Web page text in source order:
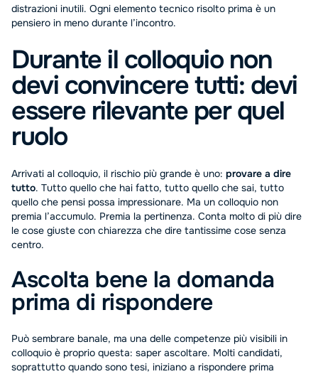
distrazioni inutili. Ogni elemento tecnico risolto prima è un
pensiero in meno durante l’incontro.
Durante il colloquio non
devi convincere tutti: devi
essere rilevante per quel
ruolo
Arrivati al colloquio, il rischio più grande è uno: provare a dire
tutto. Tutto quello che hai fatto, tutto quello che sai, tutto
quello che pensi possa impressionare. Ma un colloquio non
premia l’accumulo. Premia la pertinenza. Conta molto di più dire
le cose giuste con chiarezza che dire tantissime cose senza
centro.
Ascolta bene la domanda
prima di rispondere
Può sembrare banale, ma una delle competenze più visibili in
colloquio è proprio questa: saper ascoltare. Molti candidati,
soprattutto quando sono tesi, iniziano a rispondere prima